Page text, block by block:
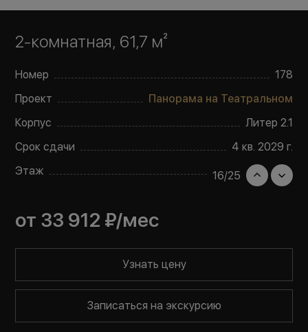
2-комнатная, 61,7 м²
Номер
178
Проект
Панорама на Театральном
Корпус
Литер 2.1
Срок сдачи
4 кв. 2029 г.
Этаж
16/25
от 33 912 ₽/мес
Узнать цену
Записаться на экскурсию